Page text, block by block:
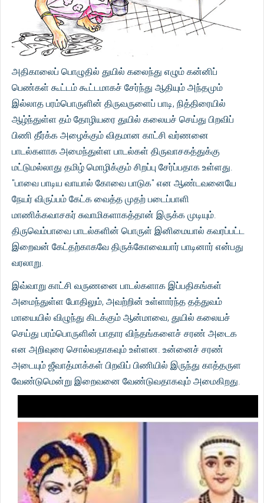
அதிகாலைப் பொழுதில் துயில் கலைந்து எழும் கன்னிப்
பெண்கள் கூட்டம் கூட்டமாகச் சேர்ந்து ஆதியும் அந்தமும்
இல்லாத பரம்பொருளின் திருவருளைப் பாடி, நித்திரையில்
ஆழ்ந்துள்ள தம் தோழியரை துயில் கலையச் செய்து பிறவிப்
பிணி தீர்க்க அழைக்கும் விதமான காட்சி வர்ணனை
பாடல்களாக அமைந்துள்ள பாடல்கள் திருவாசகத்துக்கு
மட்டுமல்லாது தமிழ் மொழிக்கும் சிறப்பு சேர்ப்பதாக உள்ளது.
"பாவை பாடிய வாயால் கோவை பாடுக" என ஆண்டவனையே
நேயர் விருப்பம் கேட்க வைத்த முதற் படைப்பாளி
மாணிக்கவாசகர் சுவாமிகளாகத்தான் இருக்க முடியும்.
திருவெம்பாவை பாடல்களின் பொருள் இனிமையால் கவரப்பட்ட
இறைவன் கேட்தற்காகவே திருக்கோவையார் பாடினார் என்பது
வரலாறு.
இவ்வாறு காட்சி வருணனை பாடல்களாக இப்பதிகங்கள்
அமைந்துள்ள போதிலும், அவற்றின் உள்ளார்ந்த தத்துவம்
மாயையில் விழுந்து கிடக்கும் ஆன்மாவை, துயில் கலையச்
செய்து பரம்பொருளின் பாதார விந்தங்களைச் சரண் அடைக
என அறிவுரை சொல்வதாகவும் உள்ளன. உன்னைச் சரண்
அடையும் ஜீவாத்மாக்கள் பிறவிப் பிணியில் இருந்து காத்தருள
வேண்டுமென்று இறைவனை வேண்டுவதாகவும் அமைகிறது.